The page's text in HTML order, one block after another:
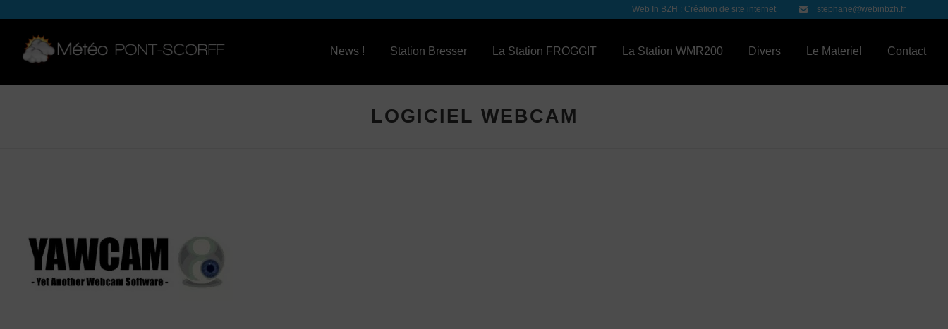
Web In BZH : Création de site internet stephane@webinbzh.fr
News ! Station Bresser La Station FROGGIT La Station WMR200 Divers Le Materiel Contact
LOGICIEL WEBCAM